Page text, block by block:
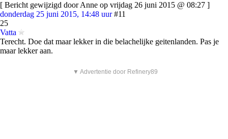
[ Bericht gewijzigd door Anne op vrijdag 26 juni 2015 @ 08:27 ]
donderdag 25 juni 2015, 14:48 uur #11
25
Vatta
Terecht. Doe dat maar lekker in die belachelijke geitenlanden. Pas je
maar lekker aan.
▼ Advertentie door Refinery89